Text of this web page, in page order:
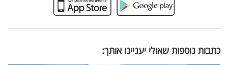
כתבות נוספות שאולי יעניינו אותך: